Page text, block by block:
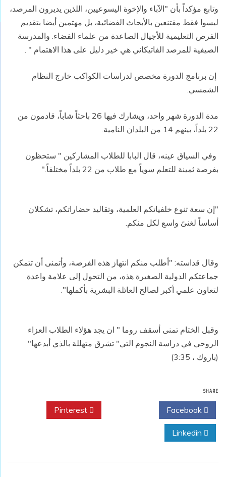
وتابع مؤكداً بأن "الآباء والإخوة اليسوعيين، اللذين يديرون المرصد،
ليسوا فقط مقتنعين بالأبحاث الفضائية، بل مهتمين أيضا بتقديم
الفرص التعليمية للأجيال الصاعدة من علماء الفضاء. والمدرسة
الصيفية للمرصد الفاتيكاني هي خير دليل على هذا الاهتمام " .
إن برنامج الدورة مخصص لدراسات الكواكب خارج النظام
الشمسي.
مدة الدورة شهر واحد، ويشارك فيها 26 باحثاً شاباً، قادمون من
22 بلداً، بينهم 14 من البلدان النامية.
وفي السياق عينه، قال البابا للطلاب المشاركين " ستحظون
بفرصة ثمينة للتعلم سوياً مع طلاب من 22 بلداً مختلفاً."
"إن سعة تنوع خلفياتكم العلمية، وتقاليد حضاراتكم، تشكلان
أساساً لغنىً واسع لكل منكم.
وقال قداسته: "أطلب منكم انتهاز هذه الفرصة، وأتمنى أن تتمكن
جماعتكم الدولية الصغيرة هذه، من التحول إلى علامة واعدة
لتعاون علمي أكبر لصالح العائلة البشرية بأكملها".
وقبل الختام تمنى أسقف روما " ان يجد هؤلاء الطلاب العزاء
الروحي في دراسة النجوم التي" تشرق متهللة بالذي أبدعها"
(باروك ، 3:35)
SHARE